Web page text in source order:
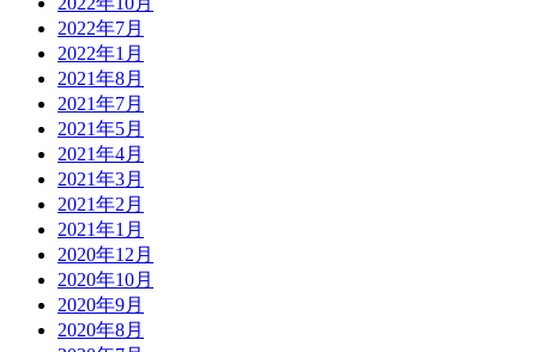
2022年7月
2022年1月
2021年8月
2021年7月
2021年5月
2021年4月
2021年3月
2021年2月
2021年1月
2020年12月
2020年10月
2020年9月
2020年8月